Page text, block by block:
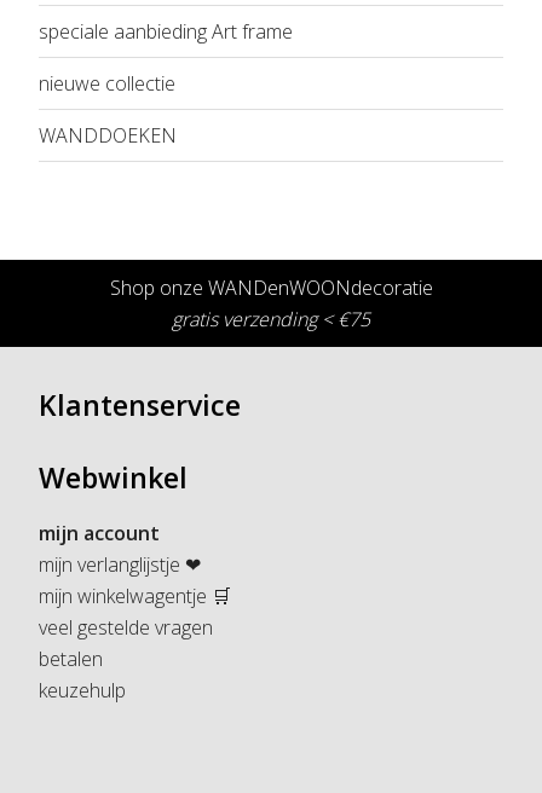
speciale aanbieding Art frame
nieuwe collectie
WANDDOEKEN
Shop onze WANDenWOONdecoratie
gratis verzending < €75
Klantenservice
Webwinkel
mijn account
mijn verlanglijstje ❤
mijn winkelwagentje 🛒
veel gestelde vragen
betalen
keuzehulp